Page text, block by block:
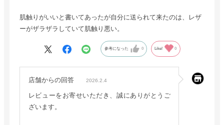
肌触りがいいと書いてあったが自分に送られて来たのは、レザ
ーがザラザラしていて肌触り悪い。
参考になった 0 Like! 0
店舗からの回答 2026.2.4
レビューをお寄せいただき、誠にありがとうご
ざいます。